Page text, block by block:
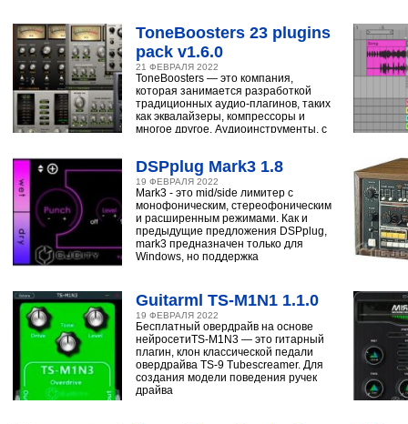
ToneBoosters 23 plugins
pack v1.6.0
21 ФЕВРАЛЯ 2022
ToneBoosters — это компания,
которая занимается разработкой
традиционных аудио-плагинов, таких
как эквалайзеры, компрессоры и
многое другое. Аудиоинструменты, с
DSPplug Mark3 1.8
19 ФЕВРАЛЯ 2022
Mark3 - это mid/side лимитер с
монофоническим, стереофоническим
и расширенным режимами. Как и
предыдущие предложения DSPplug,
mark3 предназначен только для
Windows, но поддержка
Guitarml TS-M1N1 1.1.0
19 ФЕВРАЛЯ 2022
Бесплатный овердрайв на основе
нейросетиTS-M1N3 — это гитарный
плагин, клон классической педали
овердрайва TS-9 Tubescreamer. Для
создания модели поведения ручек
драйва